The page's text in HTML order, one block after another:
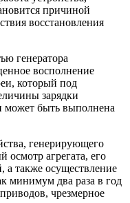
причиной
восстановления
генератора
восполнение
который под
зарядки
может быть выполнена
генерирующего
осмотр агрегата, его
а также осуществление
минимум два раза в год
чрезмерное